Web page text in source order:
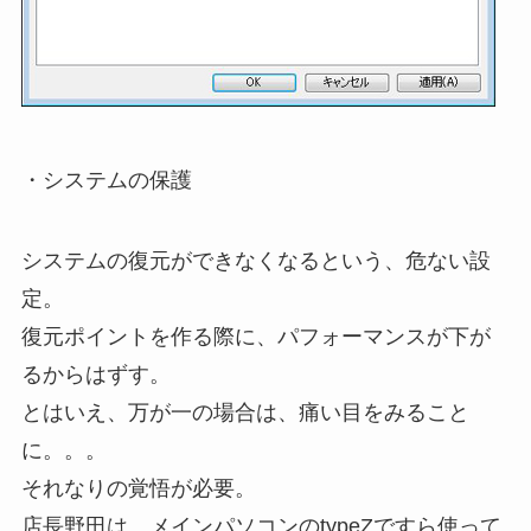
・システムの保護
システムの復元ができなくなるという、危ない設
定。
復元ポイントを作る際に、パフォーマンスが下が
るからはずす。
とはいえ、万が一の場合は、痛い目をみること
に。。。
それなりの覚悟が必要。
店長野田は、メインパソコンのtypeZですら使って